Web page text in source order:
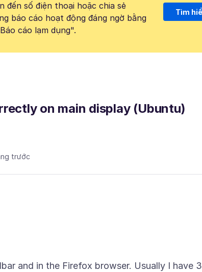
đến số điện thoại hoặc chia sẻ
báo cáo hoạt động đáng ngờ bằng
cáo lạm dụng".
Tìm
on main display (Ubuntu)
trước
and in the Firefox browser. Usually I have